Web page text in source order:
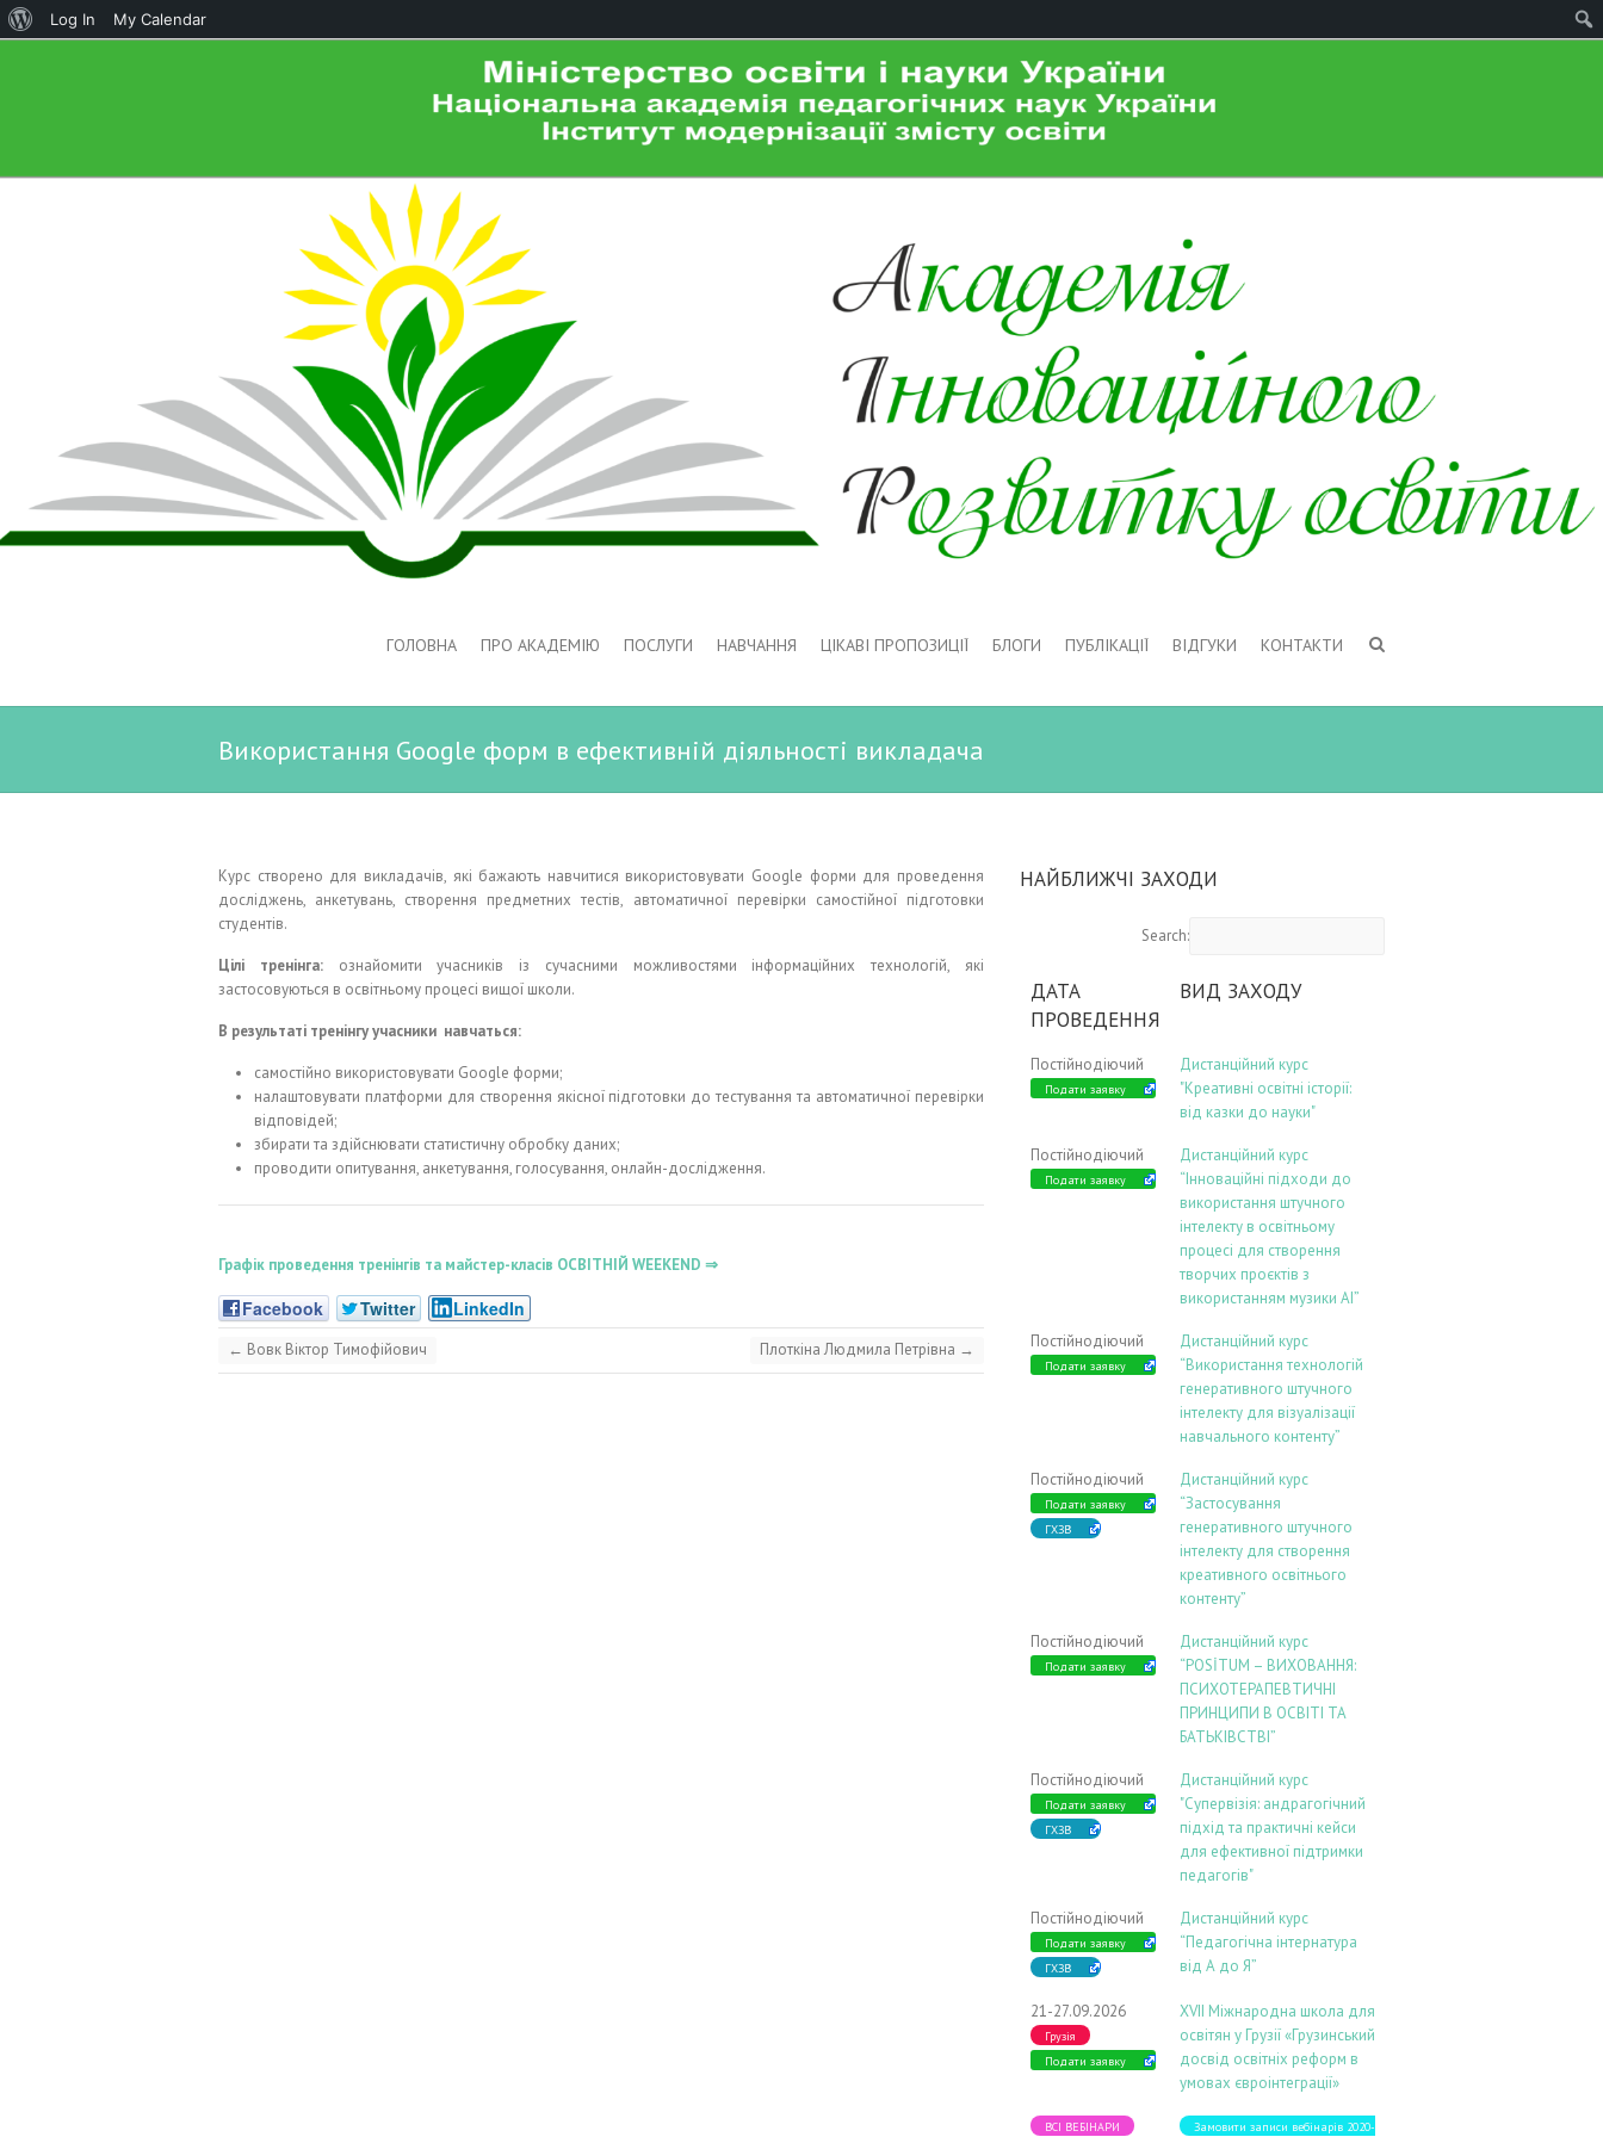
ГОЛОВНА ПРО АКАДЕМІЮ ПОСЛУГИ НАВЧАННЯ ЦІКАВІ ПРОПОЗИЦІЇ БЛОГИ ПУБЛІКАЦІЇ ВІДГУКИ КОНТАКТИ
Використання Google форм в ефективній діяльності викладача
Курс створено для викладачів, які бажають навчитися використовувати Google форми для проведення
досліджень, анкетувань, створення предметних тестів, автоматичної перевірки самостійної підготовки
студентів.
Цілі тренінга: ознайомити учасників із сучасними можливостями інформаційних технологій, які
застосовуються в освітньому процесі вищої школи.
В результаті тренінгу учасники навчаться:
самостійно використовувати Google форми;
налаштовувати платформи для створення якісної підготовки до тестування та автоматичної перевірки
відповідей;
збирати та здійснювати статистичну обробку даних;
проводити опитування, анкетування, голосування, онлайн-дослідження.
Графік проведення тренінгів та майстер-класів ОСВІТНІЙ WEEKEND ⇒
Facebook Twitter LinkedIn
← Вовк Віктор Тимофійович Плоткіна Людмила Петрівна →
НАЙБЛИЖЧІ ЗАХОДИ
Search:
ДАТА
ПРОВЕДЕННЯ
ВИД ЗАХОДУ
Постійнодіючий
Подати заявку
Дистанційний курс
"Креативні освітні історії:
від казки до науки"
Постійнодіючий
Подати заявку
Дистанційний курс
“Інноваційні підходи до
використання штучного
інтелекту в освітньому
процесі для створення
творчих проєктів з
використанням музики АІ”
Постійнодіючий
Подати заявку
Дистанційний курс
“Використання технологій
генеративного штучного
інтелекту для візуалізації
навчального контенту”
Постійнодіючий
Подати заявку
ГХЗВ
Дистанційний курс
“Застосування
генеративного штучного
інтелекту для створення
креативного освітнього
контенту”
Постійнодіючий
Подати заявку
Дистанційний курс
“POSİTUM – ВИХОВАННЯ:
ПСИХОТЕРАПЕВТИЧНІ
ПРИНЦИПИ В ОСВІТІ ТА
БАТЬКІВСТВІ”
Постійнодіючий
Подати заявку
ГХЗВ
Дистанційний курс
"Супервізія: андрагогічний
підхід та практичні кейси
для ефективної підтримки
педагогів"
Постійнодіючий
Подати заявку
ГХЗВ
Дистанційний курс
“Педагогічна інтернатура
від А до Я”
21-27.09.2026
Грузія
Подати заявку
ХVIІ Міжнародна школа для
освітян у Грузії «Грузинський
досвід освітніх реформ в
умовах євроінтеграції»
ВСІ ВЕБІНАРИ
Замовити записи вебінарів 2020-
About
Log In My Calendar